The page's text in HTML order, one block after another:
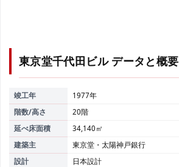
東京堂千代田ビルデータと概要
竣工年
1977年
階数/高さ
20階
延べ床面積
34,140㎡
建築主
東京堂・太陽神戸銀行
設計
日本設計